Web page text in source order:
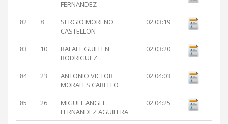
FERNANDEZ
82 8
SERGIO MORENO
CASTELLON
02:03:19
83 10
RAFAEL GUILLEN
RODRIGUEZ
02:03:20
84 23
ANTONIO VICTOR
MORALES CABELLO
02:04:03
85 26
MIGUEL ANGEL
FERNANDEZ AGUILERA
02:04:25